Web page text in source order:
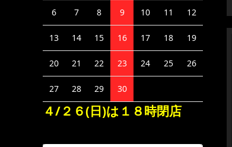
6 7 8 9 10 11 12
13 14 15 16 17 18 19
20 21 22 23 24 25 26
27 28 29 30
４/２６(日)は１８時閉店